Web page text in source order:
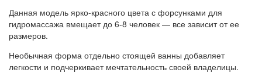
Данная модель ярко-красного цвета с форсунками для
гидромассажа вмещает до 6-8 человек — все зависит от ее
размеров.
Необычная форма отдельно стоящей ванны добавляет
легкости и подчеркивает мечтательность своей владелицы.